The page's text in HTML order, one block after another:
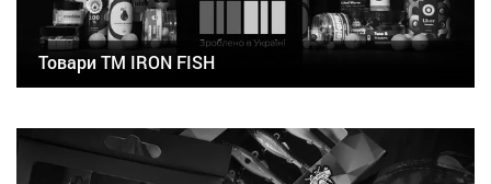
Товари ТМ IRON FISH